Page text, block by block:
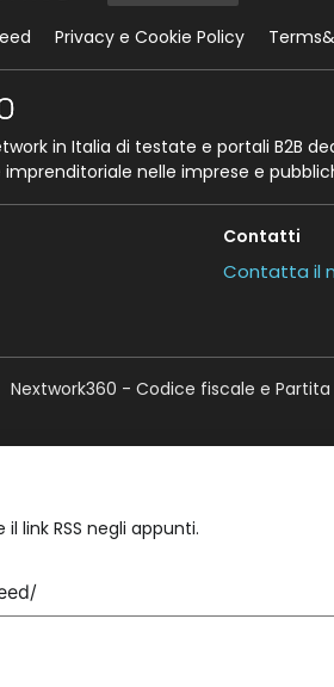
Privacy e Cookie Policy
in Italia di testate e portali B2B
nelle imprese e
Contatti
Contatta il
Nextwork360 - Codice fiscale e Partita
link RSS negli appunti.